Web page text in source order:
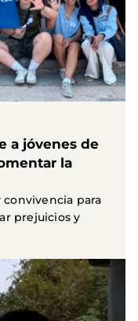
a jóvenes de
la
para
prejuicios y